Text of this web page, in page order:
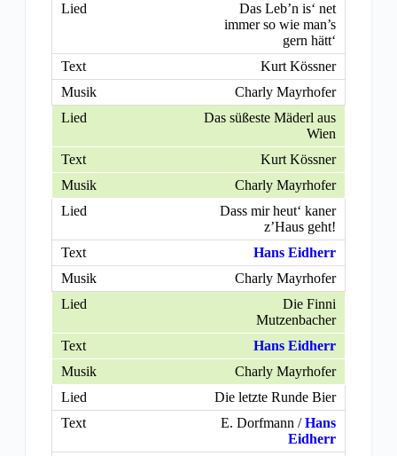
Das Leb’n is‘ net
immer so wie man’s
gern hätt‘
Kurt Kössner
Charly Mayrhofer
Das süßeste Mäderl aus
Wien
Kurt Kössner
Charly Mayrhofer
Dass mir heut‘ kaner
z’Haus geht!
Hans Eidherr
Charly Mayrhofer
Die Finni
Mutzenbacher
Hans Eidherr
Charly Mayrhofer
Die letzte Runde Bier
E. Dorfmann /Hans
Eidherr